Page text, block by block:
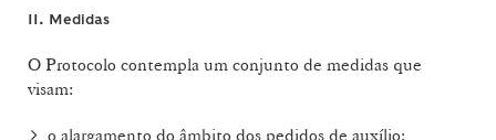
II. Medidas
O Protocolo contempla um conjunto de medidas que
visam:
o alargamento do âmbito dos pedidos de auxílio;